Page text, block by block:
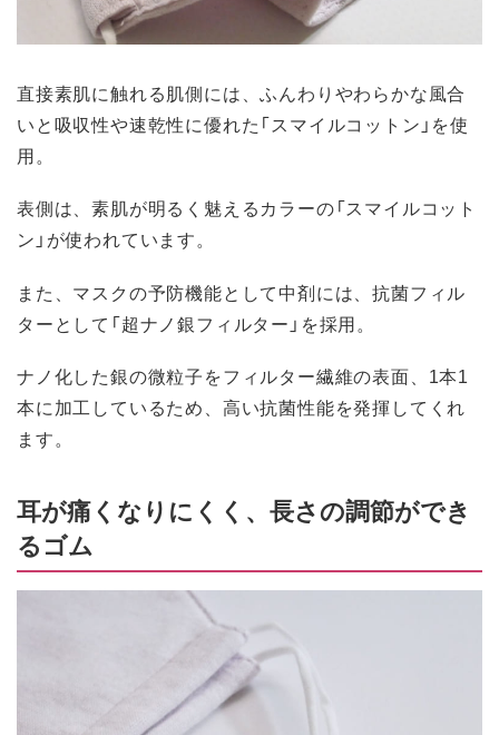
直接素肌に触れる肌側には、ふんわりやわらかな風合
いと吸収性や速乾性に優れた「スマイルコットン」を使
用。
表側は、素肌が明るく魅えるカラーの「スマイルコット
ン」が使われています。
また、マスクの予防機能として中剤には、抗菌フィル
ターとして「超ナノ銀フィルター」を採用。
ナノ化した銀の微粒子をフィルター繊維の表面、1本1
本に加工しているため、高い抗菌性能を発揮してくれ
ます。
耳が痛くなりにくく、長さの調節ができ
るゴム